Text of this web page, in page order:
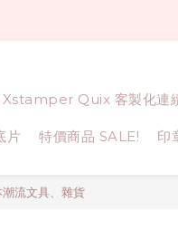
Quix 客製化連
片 特價商品 SALE! 印
流文具、雜貨